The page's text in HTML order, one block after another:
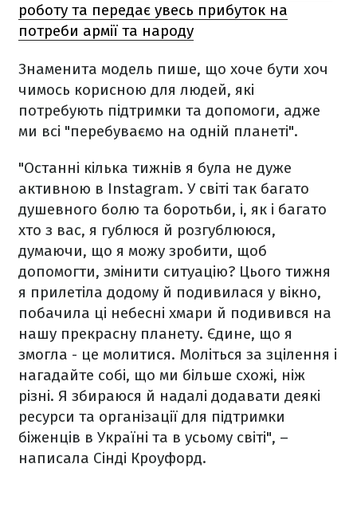
роботу та передає увесь прибуток на
потреби армії та народу
Знаменита модель пише, що хоче бути хоч
чимось корисною для людей, які
потребують підтримки та допомоги, адже
ми всі "перебуваємо на одній планеті".
"Останні кілька тижнів я була не дуже
активною в Instagram. У світі так багато
душевного болю та боротьби, і, як і багато
хто з вас, я гублюся й розгублююся,
думаючи, що я можу зробити, щоб
допомогти, змінити ситуацію? Цього тижня
я прилетіла додому й подивилася у вікно,
побачила ці небесні хмари й подивився на
нашу прекрасну планету. Єдине, що я
змогла - це молитися. Моліться за зцілення і
нагадайте собі, що ми більше схожі, ніж
різні. Я збираюся й надалі додавати деякі
ресурси та організації для підтримки
біженців в Україні та в усьому світі", –
написала Сінді Кроуфорд.